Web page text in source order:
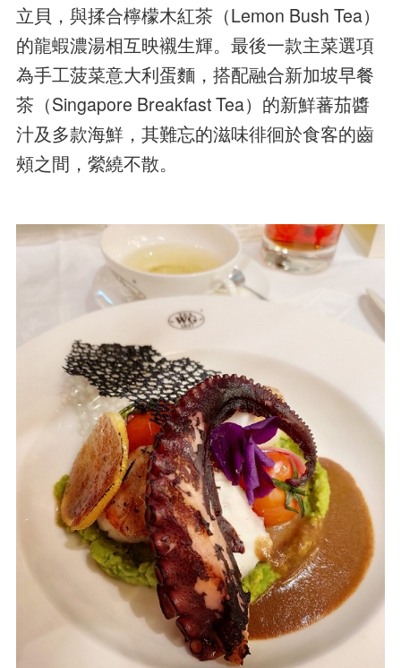
立貝，與揉合檸檬木紅茶（Lemon Bush Tea）
的龍蝦濃湯相互映襯生輝。最後一款主菜選項
為手工菠菜意大利蛋麵，搭配融合新加坡早餐
茶（Singapore Breakfast Tea）的新鮮蕃茄醬
汁及多款海鮮，其難忘的滋味徘徊於食客的齒
頰之間，縈繞不散。